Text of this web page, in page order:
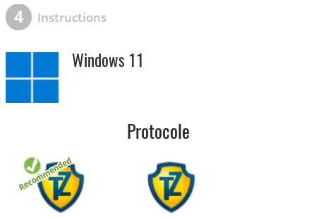
4 Instructions
Windows 11
Protocole